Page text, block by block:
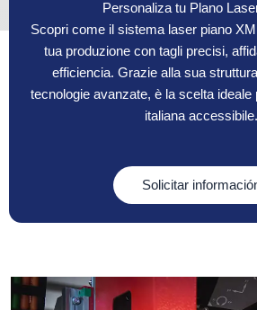
Personaliza tu Plano
Scopri come il sistema laser piano
tua produzione con tagli precisi,
efficiencia. Grazie alla sua
tecnologie avanzate, è la scelta ideale
italiana accessibile.
Solicitar